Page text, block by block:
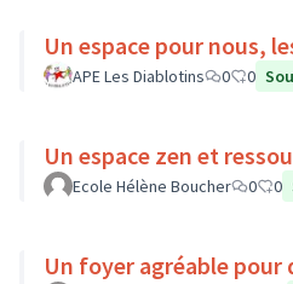
Un espace pour nous,
APE Les Diablotins 0 0
Un espace zen et
Ecole Hélène Boucher 0 0
Un foyer agréable pour